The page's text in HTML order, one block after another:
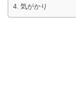
気がかり